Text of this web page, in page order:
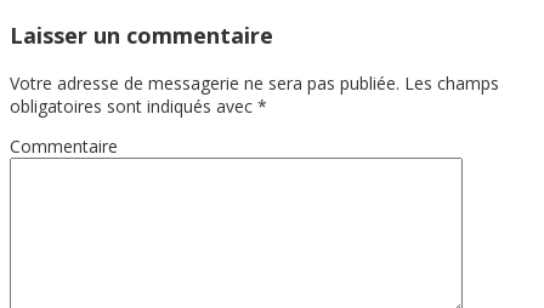
Laisser un commentaire
Votre adresse de messagerie ne sera pas publiée. Les champs
obligatoires sont indiqués avec *
Commentaire